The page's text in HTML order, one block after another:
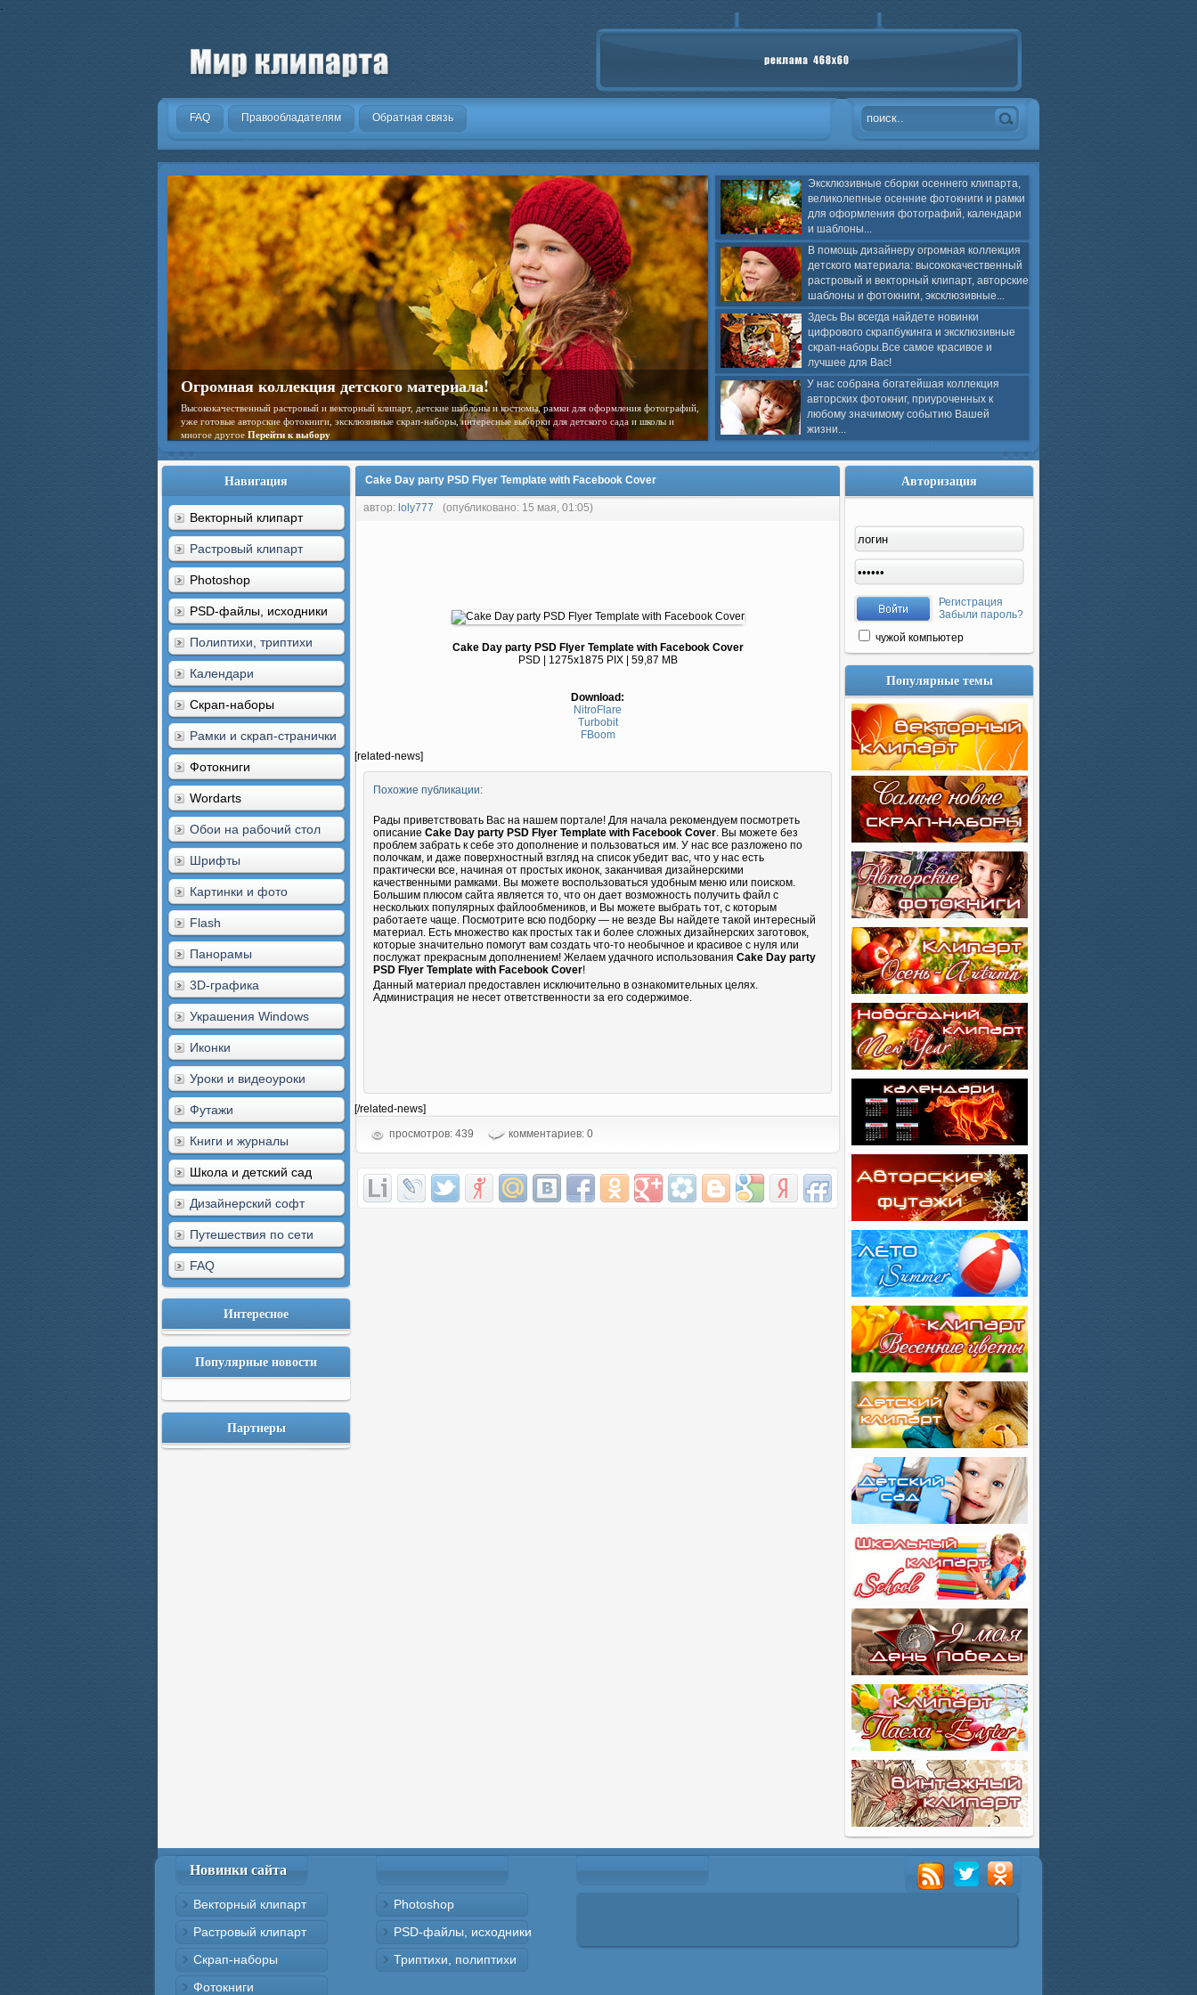
.
FAQ Правообладателям Обратная связь
Эксклюзивные сборки осеннего клипарта,
великолепные осенние фотокниги и рамки
для оформления фотографий, календари
и шаблоны...
В помощь дизайнеру огромная коллекция
детского материала: высококачественный
растровый и векторный клипарт, авторские
шаблоны и фотокниги, эксклюзивные...
Здесь Вы всегда найдете новинки
цифрового скрапбукинга и эксклюзивные
скрап-наборы.Все самое красивое и
лучшее для Вас!
У нас собрана богатейшая коллекция
авторских фотокниг, приуроченных к
любому значимому событию Вашей
жизни...
Огромная коллекция детского материала!
Высококачественный растровый и векторный клипарт, детские шаблоны и костюмы, рамки для оформления фотографий,
уже готовые авторские фотокниги, эксклюзивные скрап-наборы, интересные выборки для детского сада и школы и
многое другое Перейти к выбору
Навигация
Векторный клипарт
Растровый клипарт
Photoshop
PSD-файлы, исходники
Полиптихи, триптихи
Календари
Скрап-наборы
Рамки и скрап-странички
Фотокниги
Wordarts
Обои на рабочий стол
Шрифты
Картинки и фото
Flash
Панорамы
3D-графика
Украшения Windows
Иконки
Уроки и видеоуроки
Футажи
Книги и журналы
Школа и детский сад
Дизайнерский софт
Путешествия по сети
FAQ
Интересное
Популярные новости
Партнеры
Cake Day party PSD Flyer Template with Facebook Cover
автор: loly777 (опубликовано: 15 мая, 01:05)
Cake Day party PSD Flyer Template with Facebook Cover
PSD | 1275x1875 PIX | 59,87 MB
Download:
NitroFlare
Turbobit
FBoom
[related-news]
Похожие публикации:
Рады приветствовать Вас на нашем портале! Для начала рекомендуем посмотреть
описание Cake Day party PSD Flyer Template with Facebook Cover. Вы можете без
проблем забрать к себе это дополнение и пользоваться им. У нас все разложено по
полочкам, и даже поверхностный взгляд на список убедит вас, что у нас есть
практически все, начиная от простых иконок, заканчивая дизайнерскими
качественными рамками. Вы можете воспользоваться удобным меню или поиском.
Большим плюсом сайта является то, что он дает возможность получить файл с
нескольких популярных файлообмеников, и Вы можете выбрать тот, с которым
работаете чаще. Посмотрите всю подборку — не везде Вы найдете такой интересный
материал. Есть множество как простых так и более сложных дизайнерских заготовок,
которые значительно помогут вам создать что-то необычное и красивое с нуля или
послужат прекрасным дополнением! Желаем удачного использования Cake Day party
PSD Flyer Template with Facebook Cover!
Данный материал предоставлен исключительно в ознакомительных целях.
Администрация не несет ответственности за его содержимое.
[/related-news]
просмотров: 439
комментариев: 0
Авторизация
Регистрация
Забыли пароль?
чужой компьютер
Популярные темы
Новинки сайта
Векторный клипарт
Растровый клипарт
Скрап-наборы
Фотокниги
Photoshop
PSD-файлы, исходники
Триптихи, полиптихи